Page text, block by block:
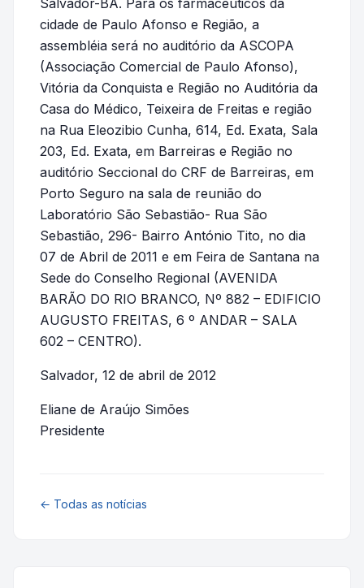
Salvador-BA. Para os farmacêuticos da
cidade de Paulo Afonso e Região, a
assembléia será no auditório da ASCOPA
(Associação Comercial de Paulo Afonso),
Vitória da Conquista e Região no Auditória da
Casa do Médico, Teixeira de Freitas e região
na Rua Eleozibio Cunha, 614, Ed. Exata, Sala
203, Ed. Exata, em Barreiras e Região no
auditório Seccional do CRF de Barreiras, em
Porto Seguro na sala de reunião do
Laboratório São Sebastião- Rua São
Sebastião, 296- Bairro António Tito, no dia
07 de Abril de 2011 e em Feira de Santana na
Sede do Conselho Regional (AVENIDA
BARÃO DO RIO BRANCO, Nº 882 – EDIFICIO
AUGUSTO FREITAS, 6 º ANDAR – SALA
602 – CENTRO).
Salvador, 12 de abril de 2012
Eliane de Araújo Simões
Presidente
← Todas as notícias